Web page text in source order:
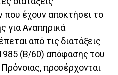
που έχουν αποκτήσει το
για Αναπηρικά
από τις διατάξεις
(Β/60) απόφασης του
προσέρχονται